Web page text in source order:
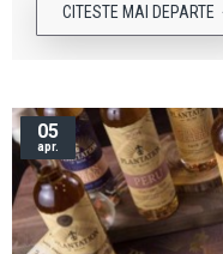
CITESTE MAI DEPARTE
05
apr.